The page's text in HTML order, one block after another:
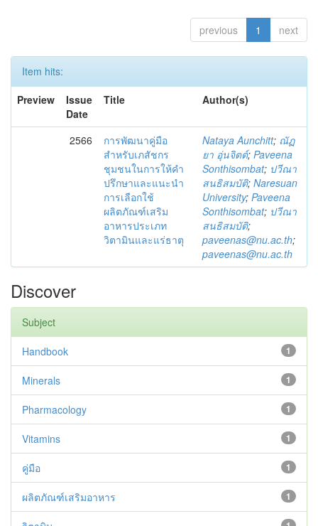
previous 1 next
Item hits:
Preview
Issue
Date
Title Author(s)
2566
การพัฒนาคู่มือ
สำหรับเภสัชกร
ชุมชนในการให้คำ
ปรึกษาและแนะนำ
การเลือกใช้
ผลิตภัณฑ์เสริม
อาหารประเภท
วิตามินและแร่ธาตุ
Nataya Aunchitt; ณัฏ
ยา อุ่นจิตต์; Paveena
Sonthisombat; ปวีณา
สนธิสมบัติ; Naresuan
University; Paveena
Sonthisombat; ปวีณา
สนธิสมบัติ;
paveenas@nu.ac.th;
paveenas@nu.ac.th
Discover
Subject
1
Handbook
1
Minerals
1
Pharmacology
1
Vitamins
1
คู่มือ
1
ผลิตภัณฑ์เสริมอาหาร